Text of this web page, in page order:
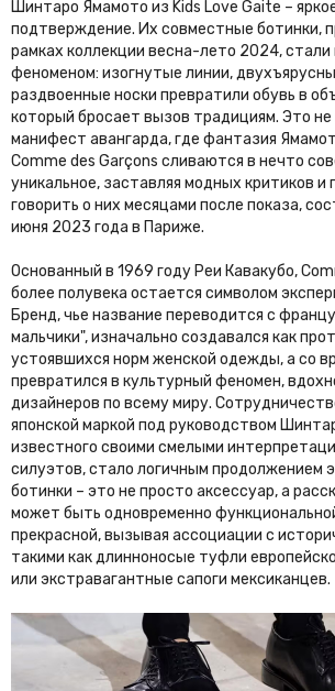
Шинтаро Ямамото из Kids Love Gaite –
подтверждение. Их совместные ботинки,
рамках коллекции весна-лето 2024,
феноменом: изогнутые линии,
раздвоенные носки превратили обувь в
который бросает вызов традициям. Это не
манифест авангарда, где фантазия
Comme des Garçons сливаются в нечто
уникальное, заставляя модных критиков и
говорить о них месяцами после показа,
июня 2023 года в Париже.
Основанный в 1969 году Реи Кавакубо,
более полувека остается символом
Бренд, чье название переводится с
мальчики", изначально создавался как
устоявшихся норм женской одежды, а со
превратился в культурный феномен,
дизайнеров по всему миру.
японской маркой под руководством
известного своими смелыми
силуэтов, стало логичным продолжением
ботинки – это не просто аксессуар, а
может быть одновременно
прекрасной, вызывая ассоциации с
такими как длинноносые туфли
или экстравагантные сапоги мексиканцев.